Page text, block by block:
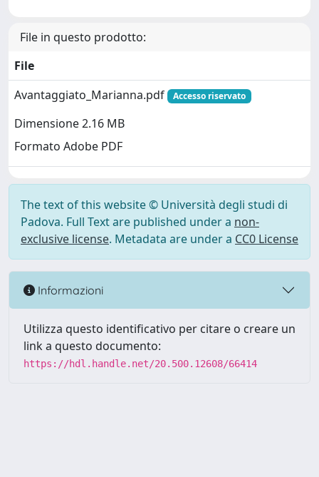
File in questo prodotto:
File
Avantaggiato_Marianna.pdf
Accesso riservato
Dimensione 2.16 MB
Formato Adobe PDF
The text of this website © Università degli studi di
Padova. Full Text are published under a non-
exclusive license. Metadata are under a CC0 License
Informazioni
Utilizza questo identificativo per citare o creare un
link a questo documento:
https://hdl.handle.net/20.500.12608/66414